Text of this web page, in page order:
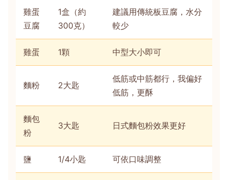
雞蛋
豆腐
1盒（約
300克）
建議用傳統板豆腐，水分
較少
雞蛋 1顆 中型大小即可
麵粉 2大匙
低筋或中筋都行，我偏好
低筋，更酥
麵包
粉
3大匙 日式麵包粉效果更好
鹽 1/4小匙 可依口味調整